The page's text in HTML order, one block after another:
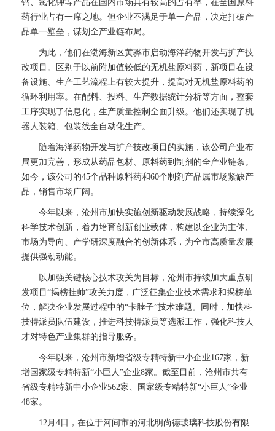
钙、氯化钾等产品在国内市场具有较高的占有率，在全国原料
药行业占有一席之地。但企业不满足于单一产品，决定打破产
品单一壁垒，谋划全产业链布局。
为此，他们在渤海新区黄骅市启动海洋药物开发与扩产技
改项目。区别于以前附加值较低的无机盐原料药，新项目在设
备设施、生产工艺流程上有较大提升，提高对无机盐原料药的
循环利用率。在配料、投料、生产数据统计分析等方面，整套
工序实现了信息化，生产质量控制全面升级。他们还实现了机
器人装箱、包装线全自动化生产。
随着海洋药物开发与扩产技改项目的实施，该公司产业布
局更加完善，形成从药品包材、原料药到制剂的全产业链条。
如今，该公司的45个品种原料药和60个制剂产品属市场紧缺产
品，销售市场广阔。
今年以来，沧州市加快实施创新驱动发展战略，持续深化
科学技术创新，着力培育创新创业载体，构建以企业为主体、
市场为导向、产学研深度融合的创新体系，为全市高质量发展
提供强劲动能。
以加强关键核心技术攻关为目标，沧州市持续加大重点研
发项目“揭榜挂帅”攻关力度，广泛征集企业技术需求和揭榜单
位，解决企业发展过程中的“卡脖子”技术难题。同时，加快科
技特派员队伍建设，推进科技特派员等选派工作，强化科技人
才对特色产业集群的指导服务。
今年以来，沧州市新增省级专精特新中小企业167家，新
增国家级专精特新“小巨人”企业8家。截至目前，沧州市共有
省级专精特新中小企业562家、国家级专精特新“小巨人”企业
48家。
12月4日，在位于河间市的河北明尚德玻璃科技股份有限